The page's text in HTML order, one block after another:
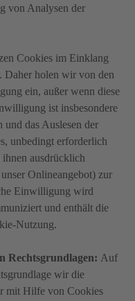
von Analysen der
Cookies im Einklang
Daher holen wir von den
ein, außer wenn diese
ist insbesondere
das Auslesen der
unbedingt erforderlich
ausdrücklich
Onlineangebot) zur
Einwilligung wird
und enthält die
Nutzung.
Rechtsgrundlagen: Auf
wir die
mit Hilfe von Cookies